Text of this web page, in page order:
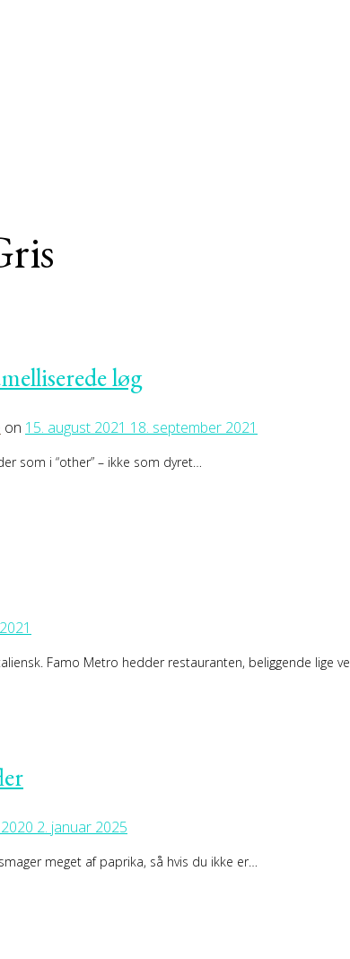
løg
on 15. august 2021 18. september 2021
som i “other” – ikke som dyret…
Famo Metro hedder restauranten, beliggende lige
2. januar 2025
meget af paprika, så hvis du ikke er…